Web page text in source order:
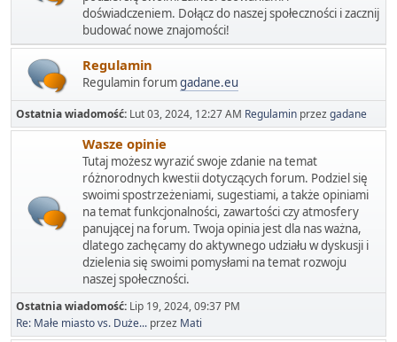
doświadczeniem. Dołącz do naszej społeczności i zacznij
budować nowe znajomości!
Regulamin
Regulamin forumgadane.eu
Ostatnia wiadomość: Lut 03, 2024, 12:27 AM Regulamin przezgadane
Wasze opinie
Tutaj możesz wyrazić swoje zdanie na temat
różnorodnych kwestii dotyczących forum. Podziel się
swoimi spostrzeżeniami, sugestiami, a także opiniami
na temat funkcjonalności, zawartości czy atmosfery
panującej na forum. Twoja opinia jest dla nas ważna,
dlatego zachęcamy do aktywnego udziału w dyskusji i
dzielenia się swoimi pomysłami na temat rozwoju
naszej społeczności.
Ostatnia wiadomość: Lip 19, 2024, 09:37 PM
Re: Małe miasto vs. Duże... przez Mati